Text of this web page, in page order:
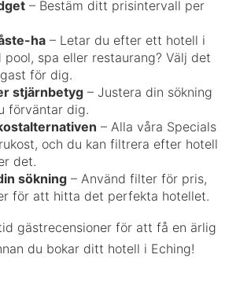
– Bestäm ditt prisintervall per
ha – Letar du efter ett hotell i
pool, spa eller restaurang? Välj det
för dig.
stjärnbetyg – Justera din sökning
förväntar dig.
– Alla våra Specials
och du kan filtrera efter hotell
det.
sökning – Använd filter för pris,
för att hitta det perfekta hotellet.
gästrecensioner för att få en ärlig
du bokar ditt hotell i Eching!